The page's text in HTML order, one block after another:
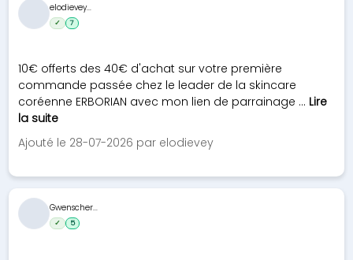
10€ offerts des 40€ d'achat sur votre première
commande passée chez le leader de la skincare
coréenne ERBORIAN avec mon lien de parrainage ... Lire
la suite
Ajouté le 28-07-2026 par elodievey
elodievey...
✓ 7
Gwenscher...
✓ 5